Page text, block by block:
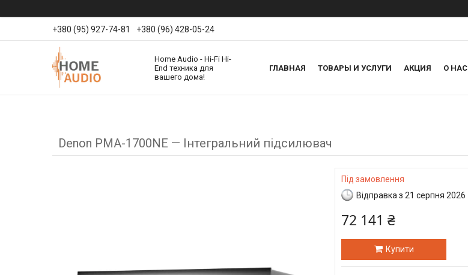
+380 (95) 927-74-81 +380 (96) 428-05-24
Home Audio - Hi-Fi Hi-
End техника для
вашего дома!
ГЛАВНАЯ ТОВАРЫ И УСЛУГИ АКЦИЯ О НАС
Denon PMA-1700NE — Інтегральний підсилювач
Під замовлення
Відправка з 21 серпня 2026
72 141 ₴
Купити